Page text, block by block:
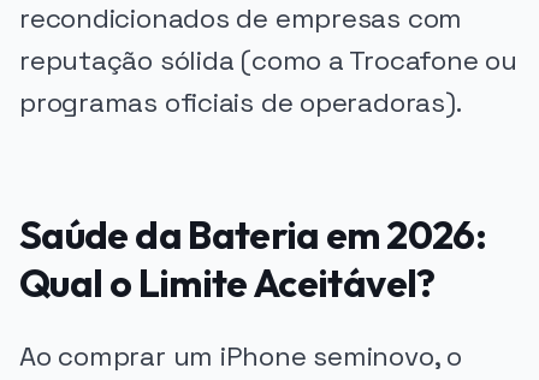
recondicionados de empresas com
reputação sólida (como a Trocafone ou
programas oficiais de operadoras).
Saúde da Bateria em 2026:
Qual o Limite Aceitável?
Ao comprar um iPhone seminovo, o